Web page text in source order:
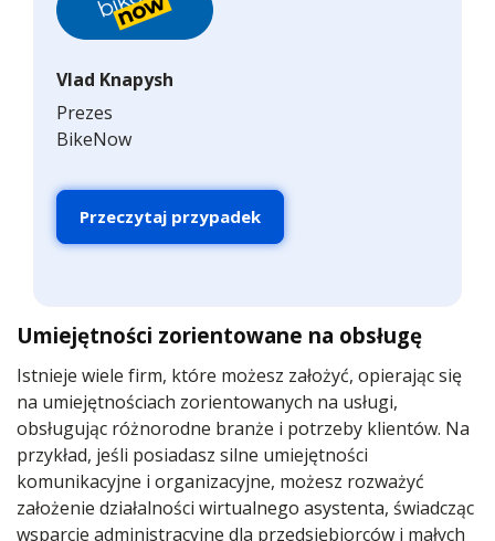
Vlad Knapysh
Prezes
BikeNow
Przeczytaj przypadek
Umiejętności zorientowane na obsługę
Istnieje wiele firm, które możesz założyć, opierając się
na umiejętnościach zorientowanych na usługi,
obsługując różnorodne branże i potrzeby klientów. Na
przykład, jeśli posiadasz silne umiejętności
komunikacyjne i organizacyjne, możesz rozważyć
założenie działalności wirtualnego asystenta, świadcząc
wsparcie administracyjne dla przedsiębiorców i małych